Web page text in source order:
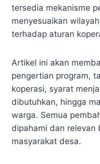
tersedia mekanisme
menyesuaikan
terhadap aturan
Artikel ini akan
pengertian program,
koperasi, syarat
dibutuhkan, hingga
warga. Semua
dipahami dan relevan
masyarakat desa.